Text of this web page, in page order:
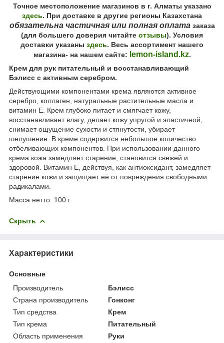
Точное местоположение магазинов в г. Алматы указано
здесь. При доставке в другие регионы Казахстана
обязательна частичная или полная оплатазаказа
(для большего доверия читайте отзывы). Условия
доставки указаны здесь. Весь ассортимент нашего
магазина- на нашем сайте: lemon-island.kz.
Крем для рук питательный и восстанавливающий
Бэлисс с активным серебром.
Действующими компонентами крема являются активное
серебро, коллаген, натуральные растительные масла и
витамин Е. Крем глубоко питает и смягчает кожу,
восстанавливает влагу, делает кожу упругой и эластичной,
снимает ощущение сухости и стянутости, убирает
шелушение. В креме содержится небольшое количество
отбеливающих компонентов. При использовании данного
крема кожа замедляет старение, становится свежей и
здоровой. Витамин Е, действуя, как антиоксидант, замедляет
старение кожи и защищает её от повреждения свободными
радикалами.
Масса нетто: 100 г.
Скрыть
Характеристики
Основные
Производитель
Бэлисс
Страна производитель
Гонконг
Тип средства
Крем
Тип крема
Питательный
Область применения
Руки